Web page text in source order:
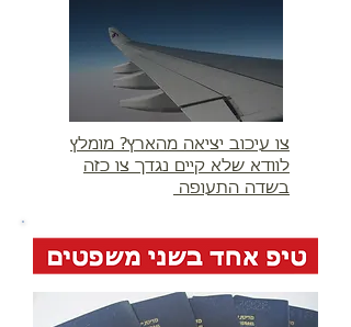
צו עיכוב יציאה מהארץ? מומלץ
לוודא שלא קיים נגדך צו כזה
בשדה התעופה